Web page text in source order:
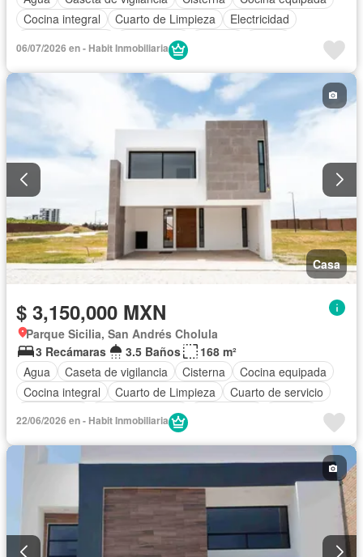
Cocina integral
Cuarto de Limpieza
Electricidad
Gas natural
Seguridad
06/07/2026 en - Habit Inmobiliaria
Casa
$ 3,150,000 MXN
Parque Sicilia, San Andrés Cholula
3 Recámaras
3.5 Baños
168 m²
Agua
Caseta de vigilancia Cisterna
Cocina equipada
Cocina integral
Cuarto de Limpieza
Cuarto de servicio
Estacionamiento
Zonas verdes
22/06/2026 en - Habit Inmobiliaria